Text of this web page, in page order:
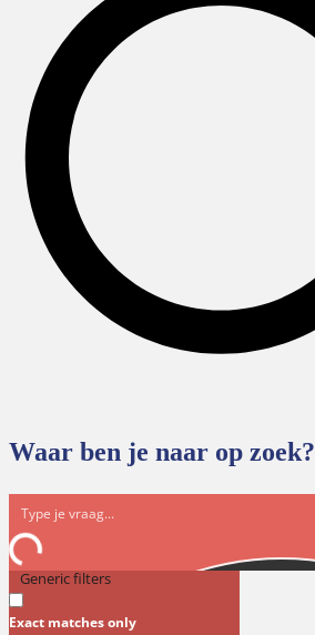
Waar ben je naar op zoek?
Generic filters
Exact matches only